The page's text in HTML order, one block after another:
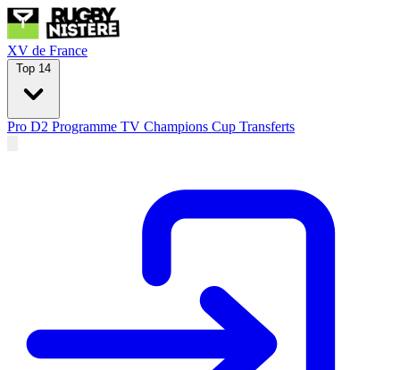
XV de France
Top 14
Pro D2 Programme TV Champions Cup Transferts